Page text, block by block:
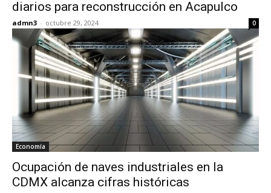
diarios para reconstrucción en Acapulco
admn3 - octubre 29, 2024 0
Economía
Ocupación de naves industriales en la
CDMX alcanza cifras históricas